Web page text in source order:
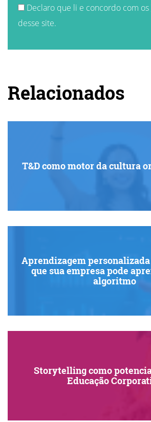
Declaro que li e concordo com os
desse site.
Relacionados
T&D como motor da cultura
Aprendizagem personalizada
que sua empresa pode
algoritmo
Storytelling como
Educação